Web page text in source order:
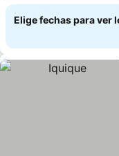
Elige fechas para ver